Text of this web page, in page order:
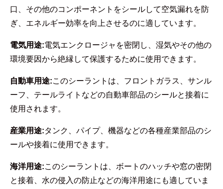
口、その他のコンポーネントをシールして空気漏れを防
ぎ、エネルギー効率を向上させるのに適しています。
電気用途:電気エンクロージャを密閉し、湿気やその他の
環境要因から絶縁して保護するために使用できます。
自動車用途:このシーラントは、フロントガラス、サンル
ーフ、テールライトなどの自動車部品のシールと接着に
使用されます。
産業用途:タンク、パイプ、機器などの各種産業部品のシ
ールや接着に使用できます。
海洋用途:このシーラントは、ボートのハッチや窓の密閉
と接着、水の侵入の防止などの海洋用途にも適していま